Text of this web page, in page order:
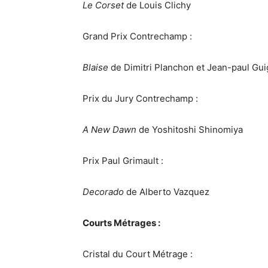
Le Corsetde Louis Clichy
Grand Prix Contrechamp :
Blaise de Dimitri Planchon et Jean-paul
Prix du Jury Contrechamp :
A New Dawn de Yoshitoshi Shinomiya
Prix Paul Grimault :
Decorado de Alberto Vazquez
Courts Métrages :
Cristal du Court Métrage :